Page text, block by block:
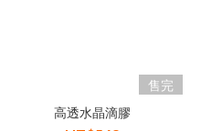
售完
高透水晶滴膠